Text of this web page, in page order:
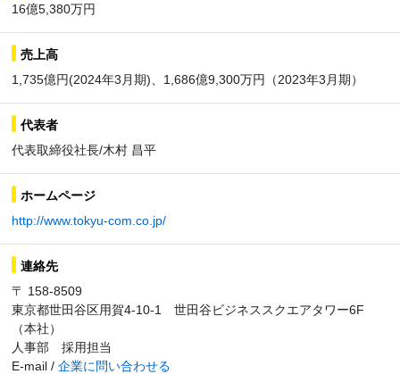
16億5,380万円
売上高
1,735億円(2024年3月期)、1,686億9,300万円（2023年3月期）
代表者
代表取締役社長/木村 昌平
ホームページ
http://www.tokyu-com.co.jp/
連絡先
〒 158-8509
東京都世田谷区用賀4-10-1 世田谷ビジネススクエアタワー6F
（本社）
人事部 採用担当
E-mail / 企業に問い合わせる